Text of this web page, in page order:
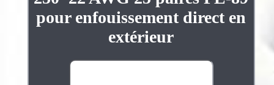
pour enfouissement direct en
extérieur